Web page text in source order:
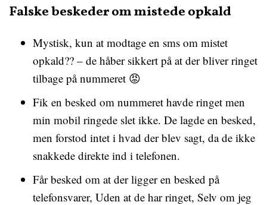
Falske beskeder om mistede opkald
Mystisk, kun at modtage en sms om mistet
opkald?? – de håber sikkert på at der bliver ringet
tilbage på nummeret 😡
Fik en besked om nummeret havde ringet men
min mobil ringede slet ikke. De lagde en besked,
men forstod intet i hvad der blev sagt, da de ikke
snakkede direkte ind i telefonen.
Får besked om at der ligger en besked på
telefonsvarer, Uden at de har ringet, Selv om jeg